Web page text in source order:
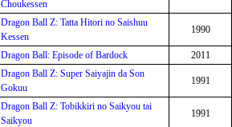
Choukessen
Dragon Ball Z: Tatta Hitori no Saishuu
Kessen
1990
Dragon Ball: Episode of Bardock 2011
Dragon Ball Z: Super Saiyajin da Son
Gokuu
1991
Dragon Ball Z: Tobikkiri no Saikyou tai
Saikyou
1991